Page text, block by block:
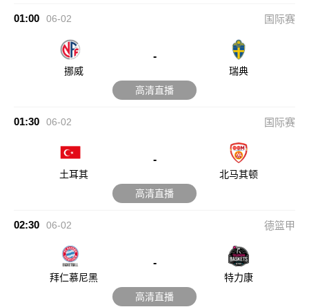
01:00 06-02 国际赛
挪威
-
瑞典
高清直播
01:30 06-02 国际赛
土耳其
-
北马其顿
高清直播
02:30 06-02 德篮甲
拜仁慕尼黑
-
特力康
高清直播